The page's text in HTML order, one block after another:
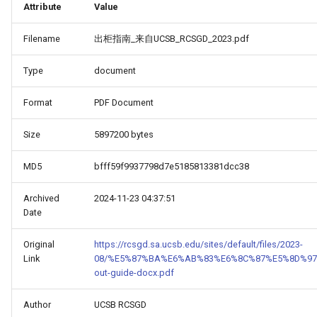
Attribute Value
Filename 出柜指南_来自UCSB_RCSGD_2023.pdf
Type document
Format PDF Document
Size 5897200 bytes
MD5 bfff59f9937798d7e5185813381dcc38
Archived
Date
2024-11-23 04:37:51
Original
Link
https://rcsgd.sa.ucsb.edu/sites/default/files/2023-
08/
out-guide-docx.pdf
Author UCSB RCSGD